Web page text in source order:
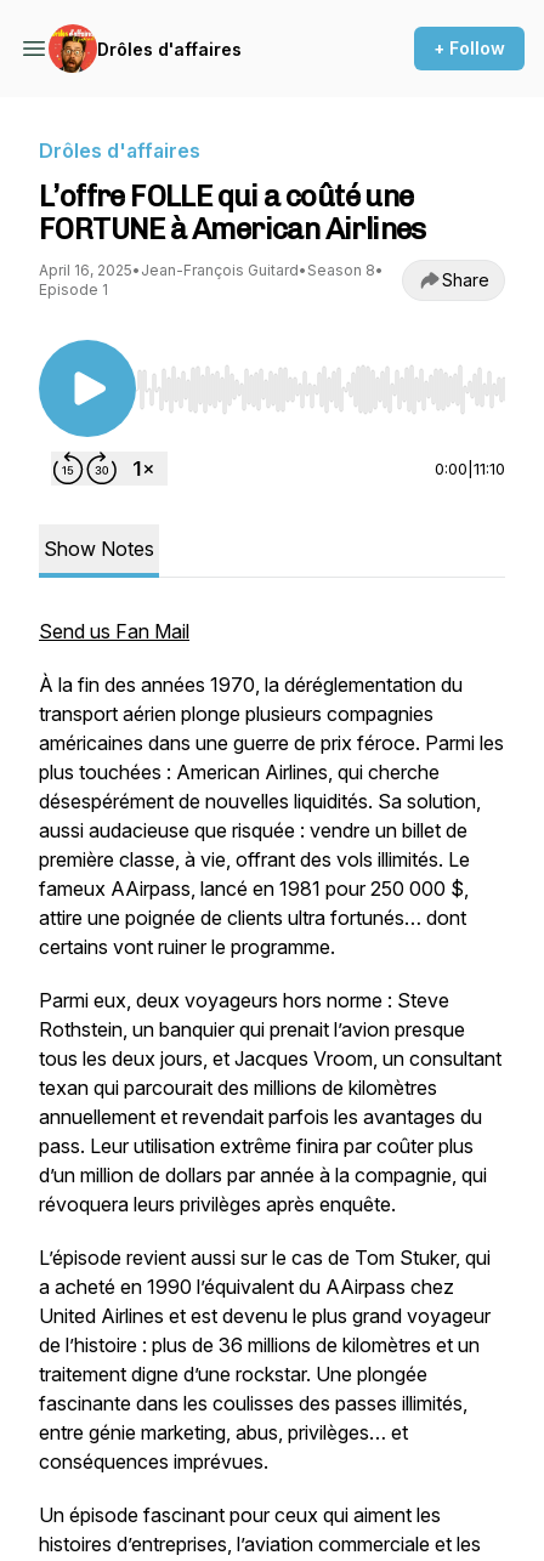
Drôles d'affaires + Follow
Drôles d'affaires
L’offre FOLLE qui a coûté une
FORTUNE à American Airlines
April 16, 2025• Jean-François Guitard• Season 8•
Episode 1
Share
Use Left/Right to seek, Home/End to jump to
0:00 11:10
Show Notes
Send us Fan Mail
À la fin des années 1970, la déréglementation du
transport aérien plonge plusieurs compagnies
américaines dans une guerre de prix féroce. Parmi les
plus touchées : American Airlines, qui cherche
désespérément de nouvelles liquidités. Sa solution,
aussi audacieuse que risquée : vendre un billet de
première classe, à vie, offrant des vols illimités. Le
fameux AAirpass, lancé en 1981 pour 250 000 $,
attire une poignée de clients ultra fortunés… dont
certains vont ruiner le programme.
Parmi eux, deux voyageurs hors norme : Steve
Rothstein, un banquier qui prenait l’avion presque
tous les deux jours, et Jacques Vroom, un consultant
texan qui parcourait des millions de kilomètres
annuellement et revendait parfois les avantages du
pass. Leur utilisation extrême finira par coûter plus
d’un million de dollars par année à la compagnie, qui
révoquera leurs privilèges après enquête.
L’épisode revient aussi sur le cas de Tom Stuker, qui
a acheté en 1990 l’équivalent du AAirpass chez
United Airlines et est devenu le plus grand voyageur
de l’histoire : plus de 36 millions de kilomètres et un
traitement digne d’une rockstar. Une plongée
fascinante dans les coulisses des passes illimités,
entre génie marketing, abus, privilèges… et
conséquences imprévues.
Un épisode fascinant pour ceux qui aiment les
histoires d’entreprises, l’aviation commerciale et les